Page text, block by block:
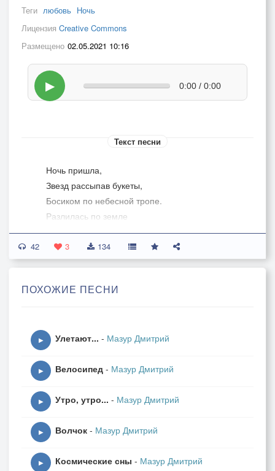
Теги любовь Ночь
Лицензия Creative Commons
Размещено 02.05.2021 10:16
▶ 0:00 / 0:00
Текст песни
Ночь пришла,
Звезд рассыпав букеты,
Босиком по небесной тропе.
Разлилась по земле
Лунным светом
Колыбельную спеть чтоб тебе.
В каждом куплете
Спи любимая,
Спи, спи, спи!
Ветер сны навевает
Шелестя
42 3 134
ПОХОЖИЕ ПЕСНИ
▶ Улетают... - Мазур Дмитрий
▶ Велосипед - Мазур Дмитрий
▶ Утро, утро... - Мазур Дмитрий
▶ Волчок - Мазур Дмитрий
▶ Космические сны - Мазур Дмитрий